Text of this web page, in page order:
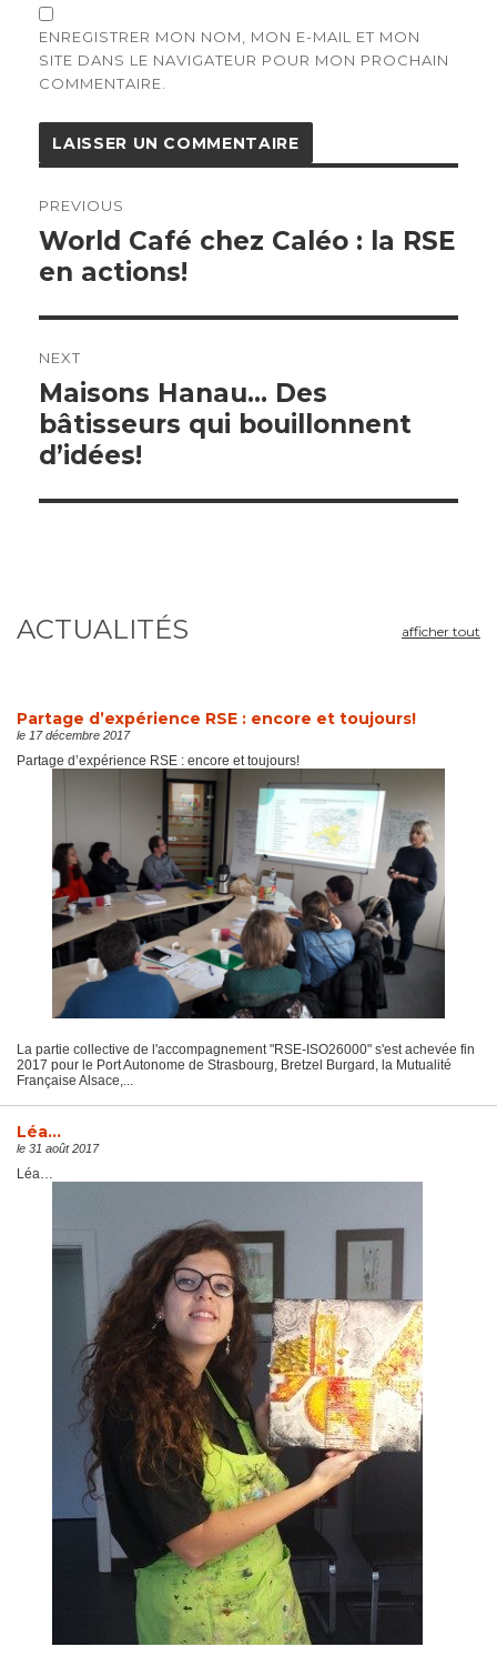
ENREGISTRER MON NOM, MON E-MAIL ET MON
SITE DANS LE NAVIGATEUR POUR MON PROCHAIN
COMMENTAIRE.
de
l’article
PREVIOUS
Previous
post:
World Café chez Caléo : la RSE
en actions!
NEXT
Next
post:
Maisons Hanau… Des
bâtisseurs qui bouillonnent
d’idées!
ACTUALITÉS afficher tout
Partage d’expérience RSE : encore et toujours!
le 17 décembre 2017
Partage d’expérience RSE : encore et toujours!
La partie collective de l'accompagnement "RSE-ISO26000" s'est achevée fin
2017 pour le Port Autonome de Strasbourg, Bretzel Burgard, la Mutualité
Française Alsace,...
Léa…
le 31 août 2017
Léa…